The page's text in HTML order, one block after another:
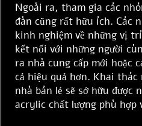
Ngoài ra, tham gia các
đàn cũng rất hữu ích. Các
kinh nghiệm về những vị
kết nối với những người
ra nhà cung cấp mới hoặc
cả hiệu quả hơn. Khai
nhà bán lẻ sẽ sở hữu được
acrylic chất lượng phù hợp